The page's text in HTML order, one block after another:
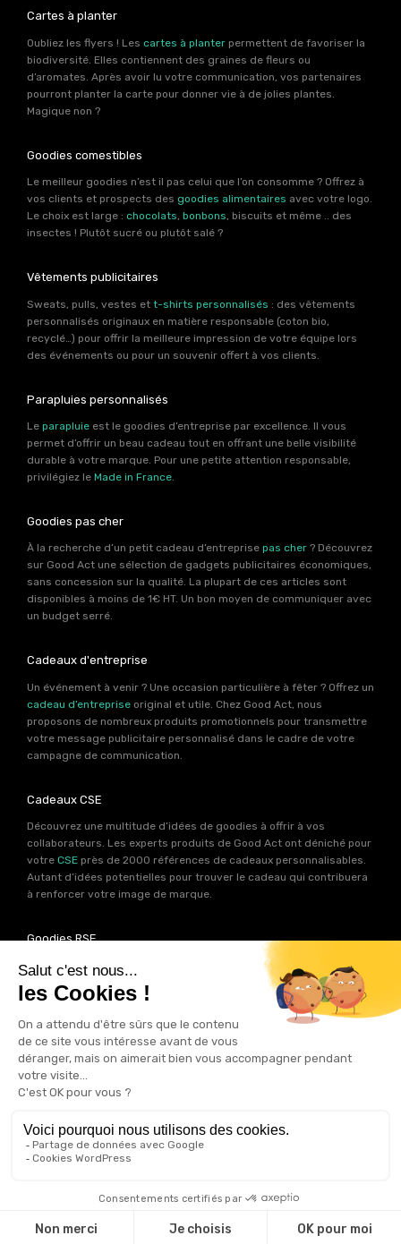
Cartes à planter
Oubliez les flyers ! Les cartes à planter permettent de favoriser la
biodiversité. Elles contiennent des graines de fleurs ou
d’aromates. Après avoir lu votre communication, vos partenaires
pourront planter la carte pour donner vie à de jolies plantes.
Magique non ?
Goodies comestibles
Le meilleur goodies n’est il pas celui que l’on consomme ? Offrez à
vos clients et prospects des goodies alimentaires avec votre logo.
Le choix est large : chocolats, bonbons, biscuits et même .. des
insectes ! Plutôt sucré ou plutôt salé ?
Vêtements publicitaires
Sweats, pulls, vestes et t-shirts personnalisés : des vêtements
personnalisés originaux en matière responsable (coton bio,
recyclé…) pour offrir la meilleure impression de votre équipe lors
des événements ou pour un souvenir offert à vos clients.
Parapluies personnalisés
Le parapluie est le goodies d’entreprise par excellence. Il vous
permet d’offrir un beau cadeau tout en offrant une belle visibilité
durable à votre marque. Pour une petite attention responsable,
privilégiez le Made in France.
Goodies pas cher
À la recherche d’un petit cadeau d’entreprise pas cher ? Découvrez
sur Good Act une sélection de gadgets publicitaires économiques,
sans concession sur la qualité. La plupart de ces articles sont
disponibles à moins de 1€ HT. Un bon moyen de communiquer avec
un budget serré.
Cadeaux d'entreprise
Un événement à venir ? Une occasion particulière à fêter ? Offrez un
cadeau d’entreprise original et utile. Chez Good Act, nous
proposons de nombreux produits promotionnels pour transmettre
votre message publicitaire personnalisé dans le cadre de votre
campagne de communication.
Cadeaux CSE
Découvrez une multitude d’idées de goodies à offrir à vos
collaborateurs. Les experts produits de Good Act ont déniché pour
votre CSE près de 2000 références de cadeaux personnalisables.
Autant d’idées potentielles pour trouver le cadeau qui contribuera
à renforcer votre image de marque.
Goodies RSE
Vous souhaitez communiquer en accord avec vos valeurs ? Ca
tombe bien ! Un grand nombre de produits présents sur Good Act
sont fabriqués en France et en Europe.
Notre sélection RSEvous
permet de trouver un goodies parfait pour votre campagne de
communication. Des produits fabriqués avec amour dans de